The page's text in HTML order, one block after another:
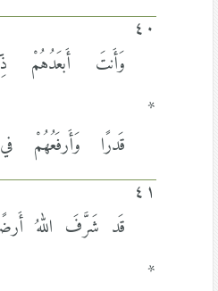
٤٠
وَأَنتَ أَبعَدُهُمْ
*
قَدرًا وَأَرفَعُهُمْ في
٤١
قَد شَرَّفَ اللهُ
*